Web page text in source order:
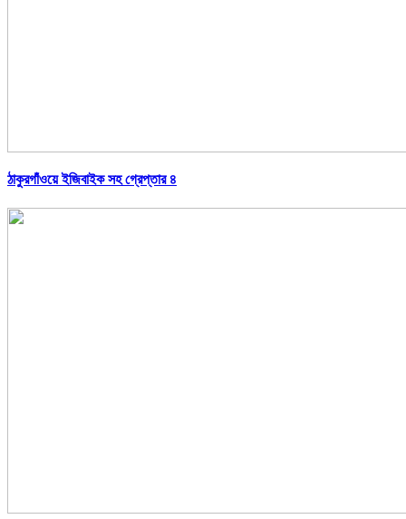
ঠাকুরগাঁওয়ে ইজিবাইক সহ গ্রেপ্তার ৪